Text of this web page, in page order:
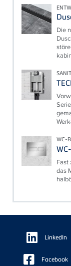
Die
WC-
Fast
das
Floating
Sidebar LinkedIn
Facebook